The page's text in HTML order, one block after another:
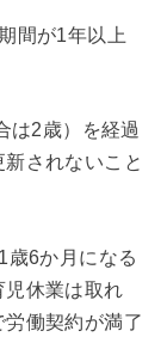
間が1年以上
は2歳）を経過
されないこと
歳6か月になる
児休業は取れ
働契約が満了